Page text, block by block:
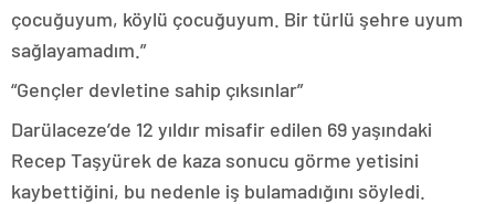
çocuğuyum, köylü çocuğuyum. Bir türlü şehre uyum
sağlayamadım.”
“Gençler devletine sahip çıksınlar”
Darülaceze’de 12 yıldır misafir edilen 69 yaşındaki
Recep Taşyürek de kaza sonucu görme yetisini
kaybettiğini, bu nedenle iş bulamadığını söyledi.